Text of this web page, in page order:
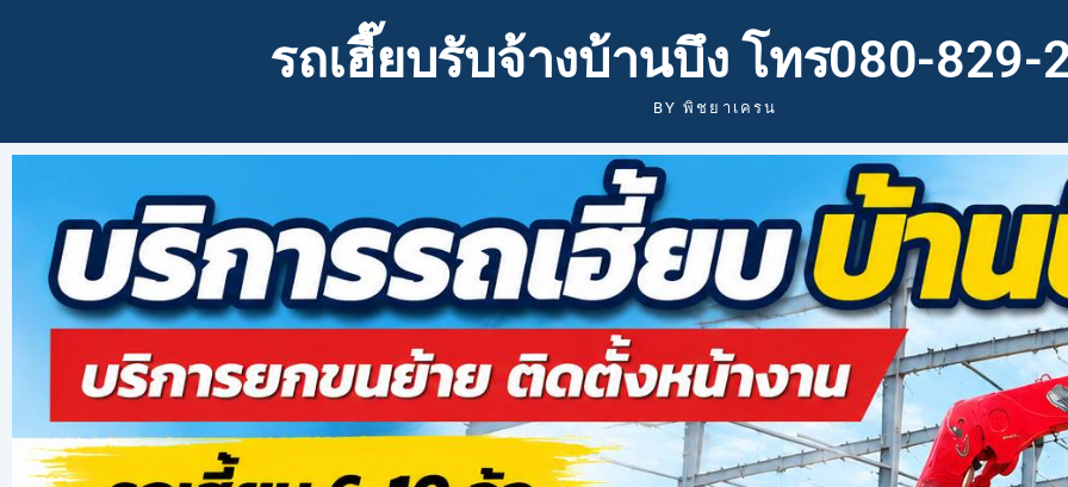
รถเฮี๊ยบรับจ้างบ้านบึง โทร080-829-
BY พิชยาเครน